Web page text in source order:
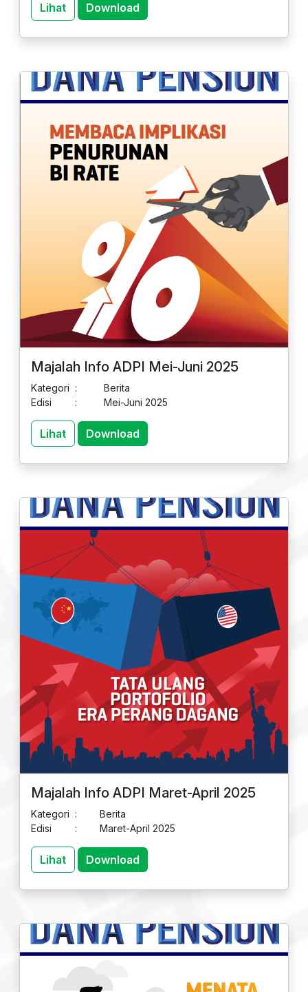
Lihat Download
Majalah Info ADPI Mei-Juni 2025
Kategori :
Berita
Edisi
: Mei-Juni 2025
Lihat Download
Majalah Info ADPI Maret-April 2025
Kategori :
Berita
Edisi
: Maret-April 2025
Lihat Download